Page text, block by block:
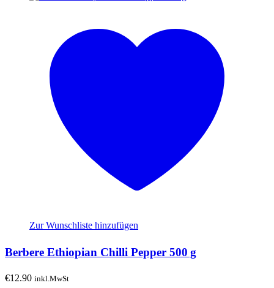
Zur Wunschliste hinzufügen
Berbere Ethiopian Chilli Pepper 500 g
€12.90 inkl.MwSt